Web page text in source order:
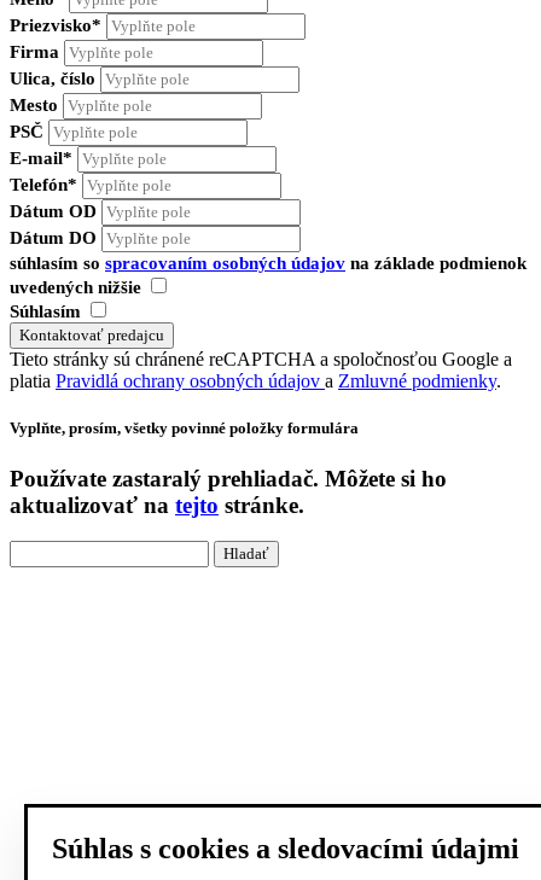
Priezvisko*
Firma
Ulica, číslo
Mesto
PSČ
E-mail*
Telefón*
Dátum OD
Dátum DO
súhlasím so spracovaním osobných údajov na základe podmienok
uvedených nižšie
Súhlasím
Tieto stránky sú chránené reCAPTCHA a spoločnosťou Google a
platia Pravidlá ochrany osobných údajov a Zmluvné podmienky.
Vyplňte, prosím, všetky povinné položky formulára
Používate zastaralý prehliadač. Môžete si ho
aktualizovať na tejto stránke.
Súhlas s cookies a sledovacími údajmi